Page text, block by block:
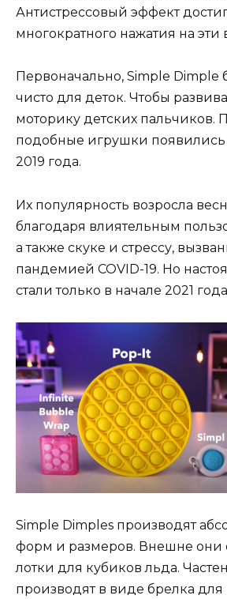
Антистрессовый эффект
многократного нажатия на
Первоначально, Simple Dimple
чисто для деток. Чтобы
моторику детских пальчиков.
подобные игрушки появились
2019 года.
Их популярность возросла
благодаря влиятельным
а также скуке и стрессу,
пандемией COVID-19. Но
стали только в начале 2021
Simple Dimples производят
форм и размеров. Внешне они
лотки для кубиков льда.
производят в виде брелка